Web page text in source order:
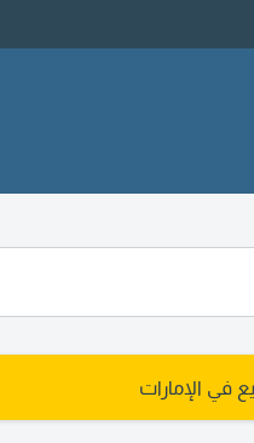
الإمارات